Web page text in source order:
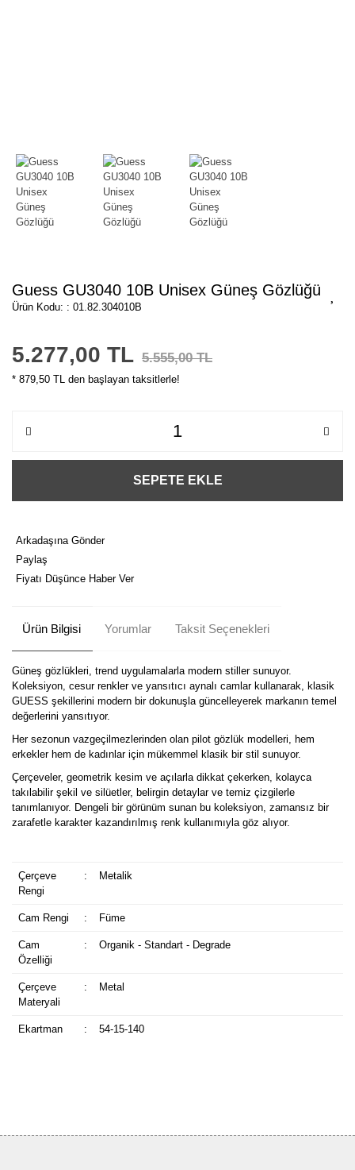
Guess GU3040 10B Unisex Güneş Gözlüğü
Ürün Kodu: : 01.82.304010B
5.277,00 TL 5.555,00 TL
* 879,50 TL den başlayan taksitlerle!
SEPETE EKLE
Arkadaşına Gönder
Paylaş
Fiyatı Düşünce Haber Ver
Ürün Bilgisi Yorumlar Taksit Seçenekleri
Güneş gözlükleri, trend uygulamalarla modern stiller sunuyor.
Koleksiyon, cesur renkler ve yansıtıcı aynalı camlar kullanarak, klasik
GUESS şekillerini modern bir dokunuşla güncelleyerek markanın temel
değerlerini yansıtıyor.
Her sezonun vazgeçilmezlerinden olan pilot gözlük modelleri, hem
erkekler hem de kadınlar için mükemmel klasik bir stil sunuyor.
Çerçeveler, geometrik kesim ve açılarla dikkat çekerken, kolayca
takılabilir şekil ve silüetler, belirgin detaylar ve temiz çizgilerle
tanımlanıyor. Dengeli bir görünüm sunan bu koleksiyon, zamansız bir
zarafetle karakter kazandırılmış renk kullanımıyla göz alıyor.
Çerçeve
Rengi
: Metalik
Cam Rengi : Füme
Cam
Özelliği
: Organik - Standart - Degrade
Çerçeve
Materyali
: Metal
Ekartman : 54-15-140